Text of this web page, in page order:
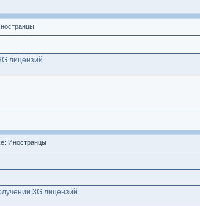
лицензий.
Иностранцы
3G лицензий.